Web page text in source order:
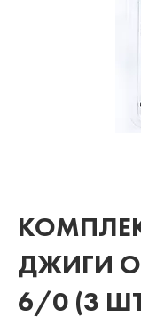
ДЖИГИ
6/0 (3